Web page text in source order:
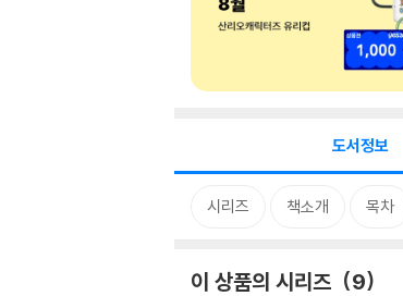
도서정보
시리즈 책소개 목차
이 상품의 시리즈 9